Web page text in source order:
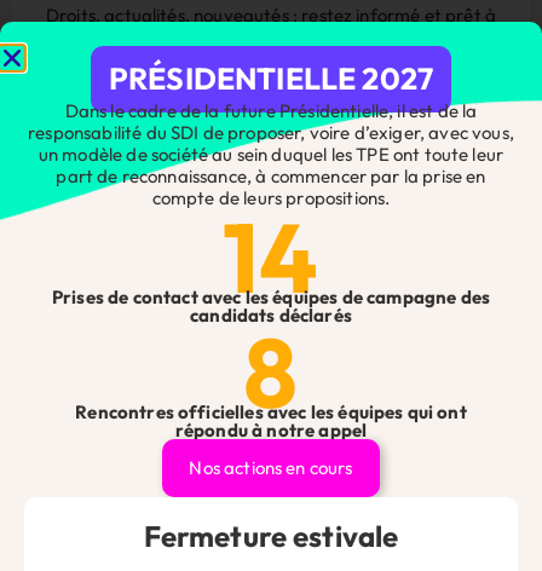
Droits, actualités, nouveautés : restez informé et prêt à
agir en nous suivant sur les réseaux sociaux.
Vous avez une question ?
Que vous soyez artisan, commerçant, professionnel libéral
ou chef d’entreprise, n’hésitez pas à nous contacter pour
toute question ou demande, nos équipes se feront un plaisir
de vous répondre !
Site
Êtes-vous adhérent ?
PRÉSIDENTIELLE 2027
Dans le cadre de la future Présidentielle, il est de la
responsabilité du SDI de proposer, voire d’exiger, avec vous,
un modèle de société au sein duquel les TPE ont toute leur
part de reconnaissance, à commencer par la prise en
compte de leurs propositions.
14
Prises de contact avec les équipes de campagne des
candidats déclarés
8
Rencontres officielles avec les équipes qui ont
répondu à notre appel
Nos actions en cours
Fermeture estivale